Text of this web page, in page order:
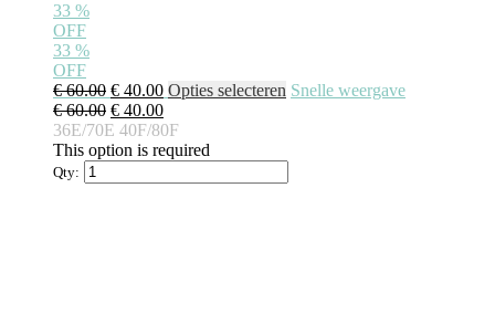
33 %
OFF
33 %
OFF
€60.00 € 40.00 Opties selecteren Snelle weergave
€60.00 € 40.00
36E/70E 40F/80F
This option is required
Qty: